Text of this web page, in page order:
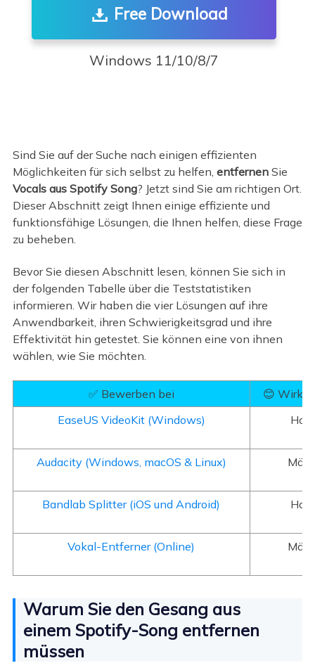
Free Download
Windows 11/10/8/7
Sind Sie auf der Suche nach einigen effizienten
Möglichkeiten für sich selbst zu helfen, entfernenSie
Vocals aus Spotify Song? Jetzt sind Sie am richtigen Ort.
Dieser Abschnitt zeigt Ihnen einige effiziente und
funktionsfähige Lösungen, die Ihnen helfen, diese Frage
zu beheben.
Bevor Sie diesen Abschnitt lesen, können Sie sich in
der folgenden Tabelle über die Teststatistiken
informieren. Wir haben die vier Lösungen auf ihre
Anwendbarkeit, ihren Schwierigkeitsgrad und ihre
Effektivität hin getestet. Sie können eine von ihnen
wählen, wie Sie möchten.
✅ Bewerben bei
😊
EaseUS VideoKit (Windows)
Audacity (Windows, macOS & Linux)
Bandlab Splitter (iOS und Android)
Vokal-Entferner (Online)
Warum Sie den Gesang aus
einem Spotify-Song entfernen
müssen